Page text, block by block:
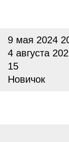
9 мая 2024
4 августа
15
Новичок